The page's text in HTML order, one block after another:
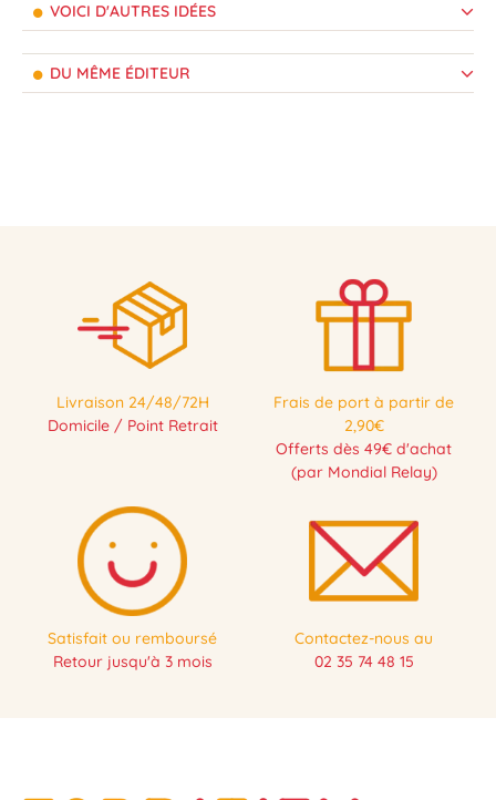
VOICI D'AUTRES IDÉES
DU MÊME ÉDITEUR
Livraison 24/48/72H
Domicile / Point Retrait
Frais de port à partir de
2,90€
Offerts dès 49€ d'achat
(par Mondial Relay)
Satisfait ou remboursé
Retour jusqu'à 3 mois
Contactez-nous au
02 35 74 48 15